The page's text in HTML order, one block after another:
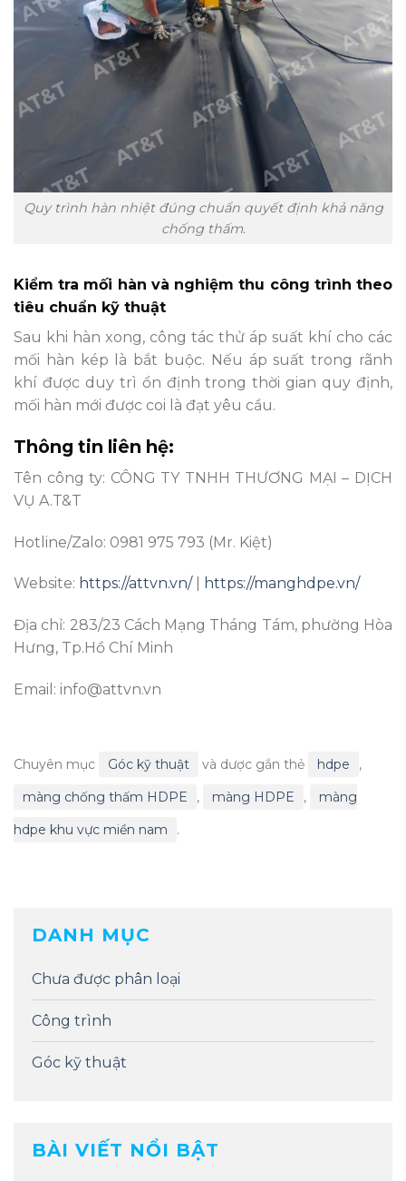
Quy trình hàn nhiệt đúng chuẩn quyết định khả năng
chống thấm.
Kiểm tra mối hàn và nghiệm thu công trình theo
tiêu chuẩn kỹ thuật
Sau khi hàn xong, công tác thử áp suất khí cho các
mối hàn kép là bắt buộc. Nếu áp suất trong rãnh
khí được duy trì ổn định trong thời gian quy định,
mối hàn mới được coi là đạt yêu cầu.
Thông tin liên hệ:
Tên công ty: CÔNG TY TNHH THƯƠNG MẠI – DỊCH
VỤ A.T&T
Hotline/Zalo: 0981 975 793 (Mr. Kiệt)
Website: https://attvn.vn/ https://manghdpe.vn/
Địa chỉ: 283/23 Cách Mạng Tháng Tám, phường Hòa
Hưng, Tp.Hồ Chí Minh
Email: info@attvn.vn
Chuyên mục Góc kỹ thuật và dược gắn thẻ hdpe
,
màng chống thấm HDPE
, màng HDPE ,
màng
hdpe khu vực miền nam
.
DANH MỤC
Chưa được phân loại
Công trình
Góc kỹ thuật
BÀI VIẾT NỔI BẬT